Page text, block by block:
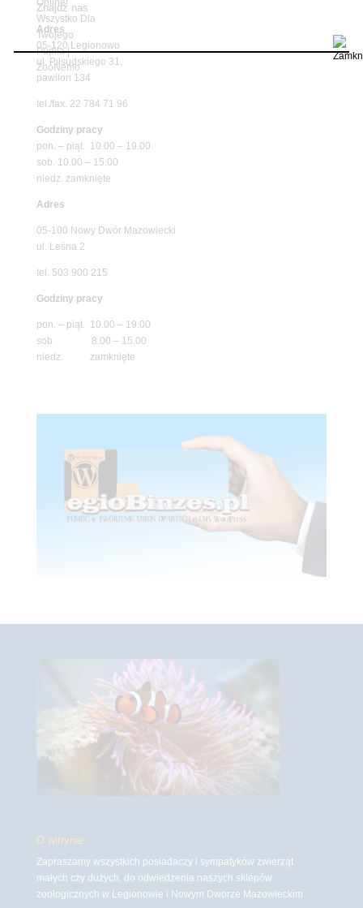
Znajdź nas
Adres
05-120 Legionowo
ul. Piłsudskiego 31,
pawilon 134
tel./fax. 22 784 71 96
Godziny pracy
pon. – piąt. 10.00 – 19.00
sob. 10.00 – 15.00
niedz. zamknięte
Adres
05-100 Nowy Dwór Mazowiecki
ul. Leśna 2
tel. 503 900 215
Godziny pracy
pon. – piąt. 10.00 – 19.00
sob. 8.00 – 15.00
niedz. zamknięte
O witrynie
Zapraszamy wszystkich posiadaczy i sympatyków zwierząt
małych czy dużych, do odwiedzenia naszych sklepów
zoologicznych w Legionowie i Nowym Dworze Mazowieckim